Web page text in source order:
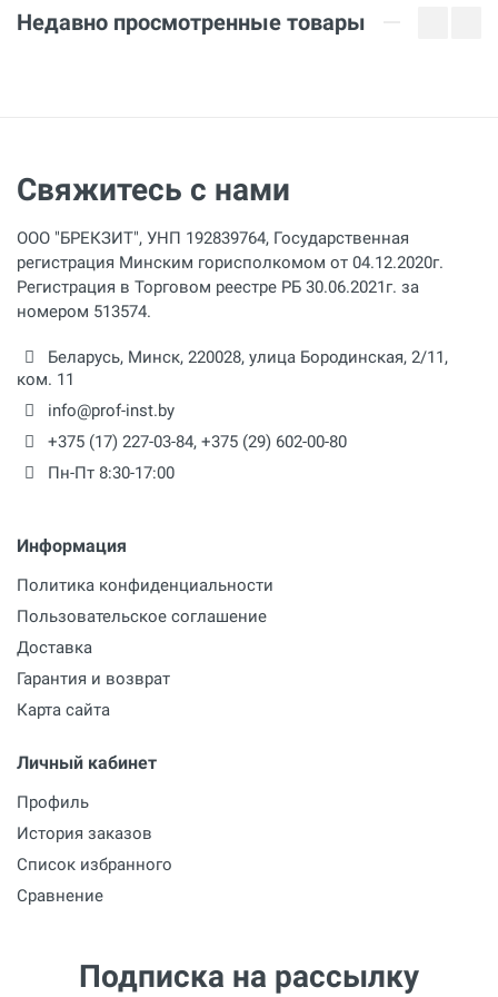
Недавно просмотренные товары
Свяжитесь с нами
ООО "БРЕКЗИТ", УНП 192839764, Государственная
регистрация Минским горисполкомом от 04.12.2020г.
Регистрация в Торговом реестре РБ 30.06.2021г. за
номером 513574.
Беларусь, Минск, 220028, улица Бородинская, 2/11,
ком. 11
info@prof-inst.by
+375 (17) 227-03-84, +375 (29) 602-00-80
Пн-Пт 8:30-17:00
Информация
Политика конфиденциальности
Пользовательское соглашение
Доставка
Гарантия и возврат
Карта сайта
Личный кабинет
Профиль
История заказов
Список избранного
Сравнение
Подписка на рассылку